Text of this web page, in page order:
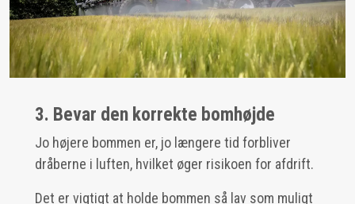
3. Bevar den korrekte bomhøjde
Jo højere bommen er, jo længere tid forbliver
dråberne i luften, hvilket øger risikoen for afdrift.
Det er vigtigt at holde bommen så lav som muligt